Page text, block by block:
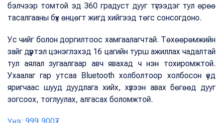
бэлчээр томтой эд 360 градуст дууг түгээдэг тул өрөө
тасалгааны бүх өнцөгт жигд хийгээд төгс сонсогдоно.
Ус чийг болон доргилтоос хамгаалагчтай. Төхөөрөмжийн
зайг дүүртэл цэнэглэхэд 16 цагийн турш ажиллах чадалтай
тул аялал зугаалгаар авч явахад ч нэн тохиромжтой.
Ухаалаг гар утсаа Bluetooth холболтоор холбосон үед
яригчаас шууд дуудлага хийх, хүлээн авах бөгөөд дууг
зогсоох, тоглуулах, алгасах боломжтой.
Үнэ: 999,900₮